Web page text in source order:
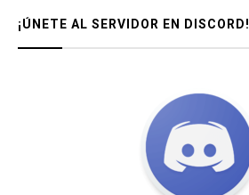
¡ÚNETE AL SERVIDOR EN DISCORD!